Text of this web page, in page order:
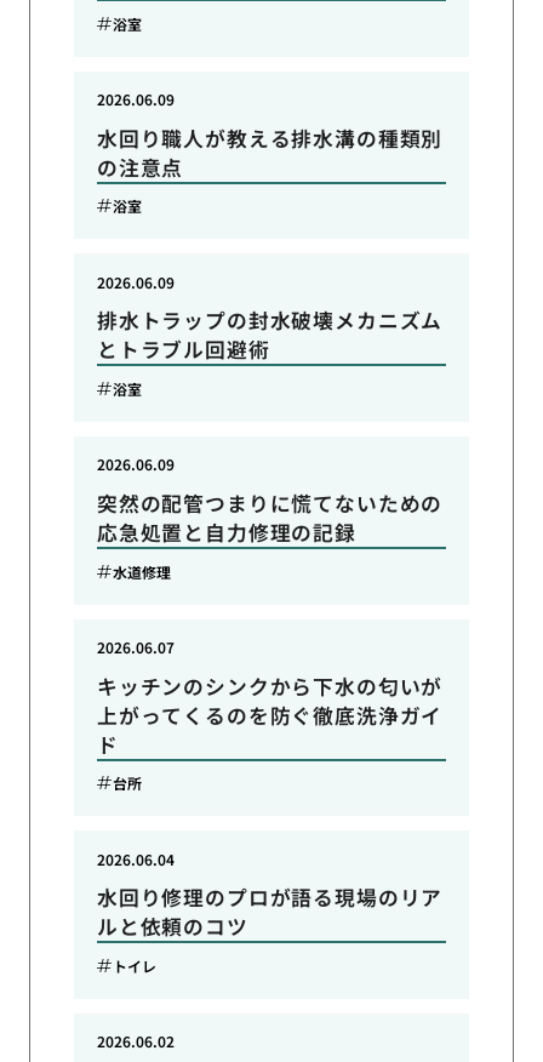
浴室
水回り職人が教える排水溝の種類別
の注意点
2026.06.09
浴室
排水トラップの封水破壊メカニズム
とトラブル回避術
2026.06.09
浴室
突然の配管つまりに慌てないための
応急処置と自力修理の記録
2026.06.09
水道修理
キッチンのシンクから下水の匂いが
上がってくるのを防ぐ徹底洗浄ガイ
ド
2026.06.07
台所
水回り修理のプロが語る現場のリア
ルと依頼のコツ
2026.06.04
トイレ
2026.06.02